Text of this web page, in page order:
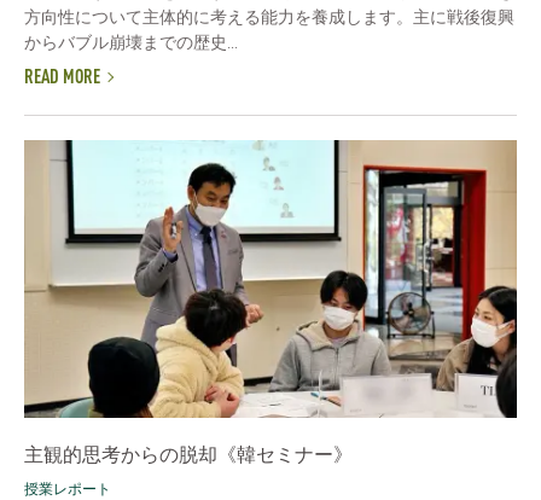
方向性について主体的に考える能力を養成します。主に戦後復興
からバブル崩壊までの歴史...
READ MORE
主観的思考からの脱却《韓セミナー》
授業レポート